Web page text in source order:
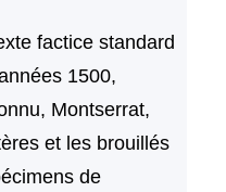
factice standard
1500,
Montserrat,
et les brouillés
de